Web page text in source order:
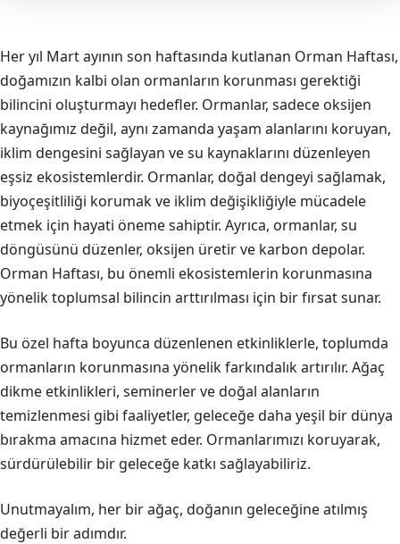
Her yıl Mart ayının son haftasında kutlanan Orman Haftası,
doğamızın kalbi olan ormanların korunması gerektiği
bilincini oluşturmayı hedefler. Ormanlar, sadece oksijen
kaynağımız değil, aynı zamanda yaşam alanlarını koruyan,
iklim dengesini sağlayan ve su kaynaklarını düzenleyen
eşsiz ekosistemlerdir. Ormanlar, doğal dengeyi sağlamak,
biyoçeşitliliği korumak ve iklim değişikliğiyle mücadele
etmek için hayati öneme sahiptir. Ayrıca, ormanlar, su
döngüsünü düzenler, oksijen üretir ve karbon depolar.
Orman Haftası, bu önemli ekosistemlerin korunmasına
yönelik toplumsal bilincin arttırılması için bir fırsat sunar.
Bu özel hafta boyunca düzenlenen etkinliklerle, toplumda
ormanların korunmasına yönelik farkındalık artırılır. Ağaç
dikme etkinlikleri, seminerler ve doğal alanların
temizlenmesi gibi faaliyetler, geleceğe daha yeşil bir dünya
bırakma amacına hizmet eder. Ormanlarımızı koruyarak,
sürdürülebilir bir geleceğe katkı sağlayabiliriz.
Unutmayalım, her bir ağaç, doğanın geleceğine atılmış
değerli bir adımdır.